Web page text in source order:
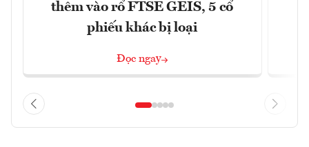
thêm vào rổ FTSE GEIS, 5 cổ
phiếu khác bị loại
Đọc ngay